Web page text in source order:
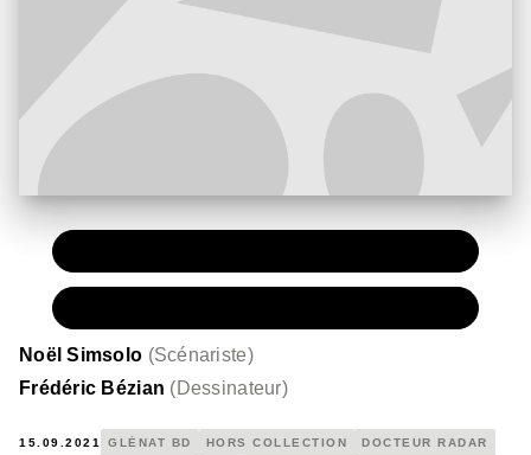
Noël Simsolo (Scénariste)
Frédéric Bézian (Dessinateur)
15.09.2021 GLÉNAT BD HORS COLLECTION DOCTEUR RADAR